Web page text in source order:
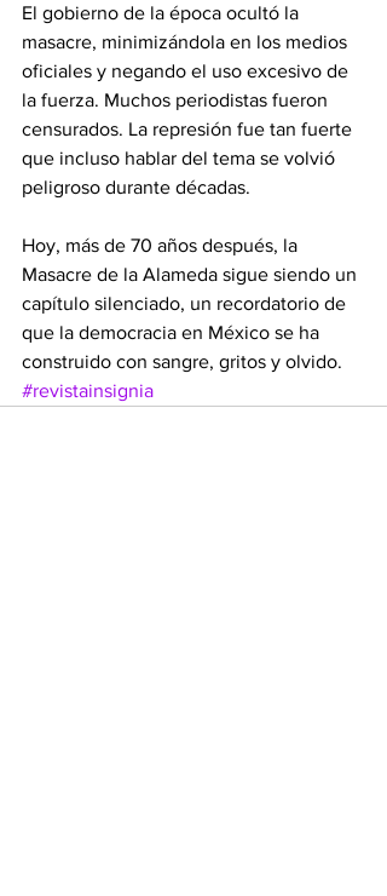
El gobierno de la época ocultó la
masacre, minimizándola en los medios
oficiales y negando el uso excesivo de
la fuerza. Muchos periodistas fueron
censurados. La represión fue tan fuerte
que incluso hablar del tema se volvió
peligroso durante décadas.
Hoy, más de 70 años después, la
Masacre de la Alameda sigue siendo un
capítulo silenciado, un recordatorio de
que la democracia en México se ha
construido con sangre, gritos y olvido.
#revistainsignia